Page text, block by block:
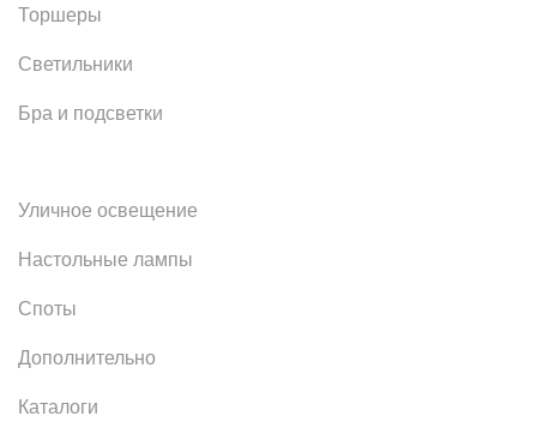
Торшеры
Светильники
Бра и подсветки
Уличное освещение
Настольные лампы
Споты
Дополнительно
Каталоги